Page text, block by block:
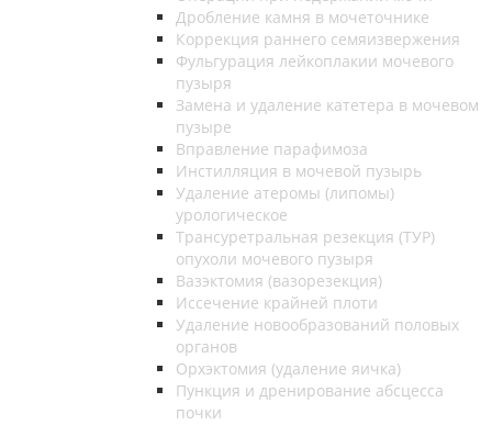
Дробление камня в мочеточнике
Коррекция раннего семяизвержения
Фульгурация лейкоплакии мочевого
пузыря
Замена и удаление катетера в мочевом
пузыре
Вправление парафимоза
Инстилляция в мочевой пузырь
Удаление атеромы (липомы)
урологическое
Трансуретральная резекция (ТУР)
опухоли мочевого пузыря
Вазэктомия (вазорезекция)
Иссечение крайней плоти
Удаление новообразований половых
органов
Орхэктомия (удаление яичка)
Пункция и дренирование абсцесса
почки